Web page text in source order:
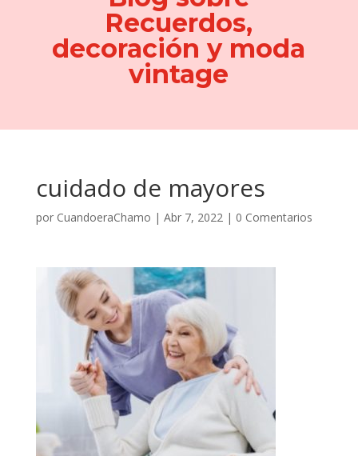
Recuerdos,
decoración y moda
vintage
cuidado de mayores
por CuandoeraChamo | Abr 7, 2022| 0 Comentarios